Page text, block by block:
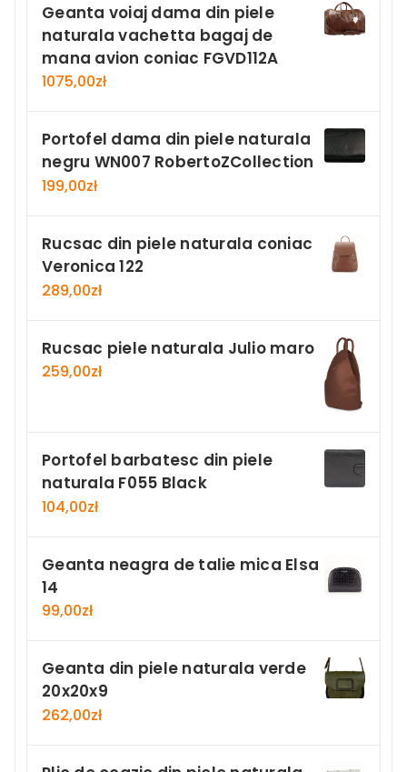
Geanta voiaj dama din piele
naturala vachetta bagaj de
mana avion coniac FGVD112A
1075,00zł
Portofel dama din piele naturala
negru WN007 RobertoZCollection
199,00zł
Rucsac din piele naturala coniac
Veronica 122
289,00zł
Rucsac piele naturala Julio maro
259,00zł
Portofel barbatesc din piele
naturala F055 Black
104,00zł
Geanta neagra de talie mica Elsa
14
99,00zł
Geanta din piele naturala verde
20x20x9
262,00zł